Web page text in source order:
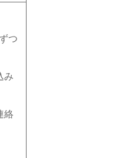
つ
み
絡